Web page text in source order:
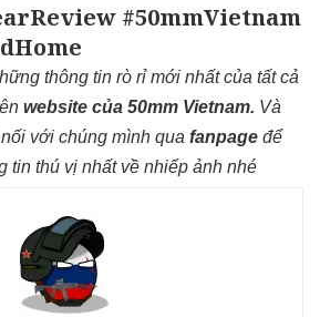
#50mmVietnam
thông tin rò rỉ mới nhất của tất cả
website của 50mm Vietnam. Và
với chúng mình qua fanpage để
tin thú vị nhất về nhiếp ảnh nhé